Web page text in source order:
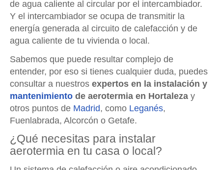
de agua caliente al circular por el intercambiador.
Y el intercambiador se ocupa de transmitir la
energía generada al circuito de calefacción y de
agua caliente de tu vivienda o local.
Sabemos que puede resultar complejo de
entender, por eso si tienes cualquier duda, puedes
consultar a nuestros expertos en la instalación y
mantenimiento de aerotermia en Hortaleza y
otros puntos de Madrid, como Leganés,
Fuenlabrada, Alcorcón o Getafe.
¿Qué necesitas para instalar
aerotermia en tu casa o local?